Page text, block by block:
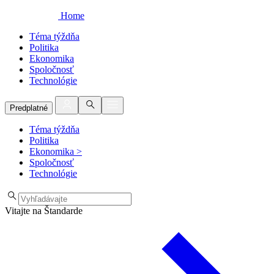
Home
Téma týždňa
Politika
Ekonomika
Spoločnosť
Technológie
Predplatné
Téma týždňa
Politika
Ekonomika >
Spoločnosť
Technológie
Vitajte na Štandarde